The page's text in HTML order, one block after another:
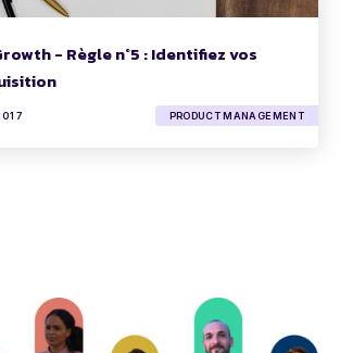
- Règle n°5 : Identifiez vos
PRODUCT MANAGEMENT